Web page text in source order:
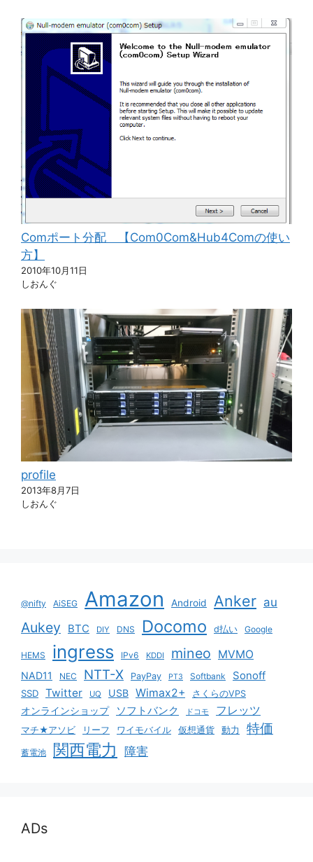
Comポート分配 【Com0Com&Hub4Comの使い
方】
2010年10月11日
しおんぐ
profile
2013年8月7日
しおんぐ
@nifty AiSEG Amazon Android Anker au
Aukey BTC DIY DNS Docomo d払い Google
HEMS ingress IPv6 KDDI mineo MVMO
NAD11 NEC NTT-X PayPay PT3 Softbank Sonoff
SSD Twitter UQ USB Wimax2+ さくらのVPS
オンラインショップ ソフトバンク ドコモ フレッツ
マチ★アソビ リーフ ワイモバイル 仮想通貨 動力 特価
蓄電池 関西電力 障害
ADs